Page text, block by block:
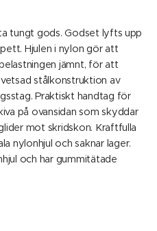
tungt gods. Godset lyfts upp
Hjulen i nylon gör att
jämnt, för att
stålkonstruktion av
Praktiskt handtag för
på ovansidan som skyddar
mot skridskon. Kraftfulla
nylonhjul och saknar lager.
och har gummitätade